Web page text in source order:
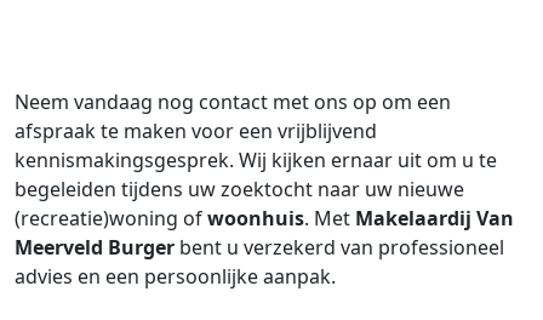
Neem vandaag nog contact met ons op om een
afspraak te maken voor een vrijblijvend
kennismakingsgesprek. Wij kijken ernaar uit om u te
begeleiden tijdens uw zoektocht naar uw nieuwe
(recreatie)woning ofwoonhuis. Met Makelaardij Van
Meerveld Burger bent u verzekerd van professioneel
advies en een persoonlijke aanpak.